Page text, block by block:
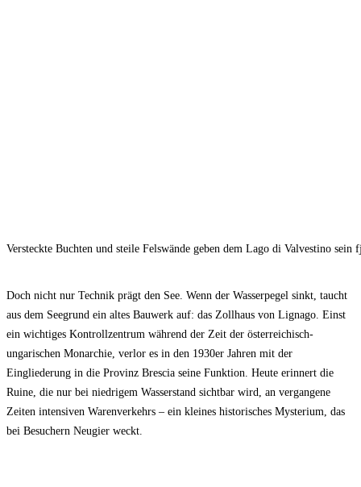
Versteckte Buchten und steile Felswände geben dem Lago di Valvestino sein
Doch nicht nur Technik prägt den See. Wenn der Wasserpegel sinkt, taucht
aus dem Seegrund ein altes Bauwerk auf: das Zollhaus von Lignago. Einst
ein wichtiges Kontrollzentrum während der Zeit der österreichisch-
ungarischen Monarchie, verlor es in den 1930er Jahren mit der
Eingliederung in die Provinz Brescia seine Funktion. Heute erinnert die
Ruine, die nur bei niedrigem Wasserstand sichtbar wird, an vergangene
Zeiten intensiven Warenverkehrs – ein kleines historisches Mysterium, das
bei Besuchern Neugier weckt.